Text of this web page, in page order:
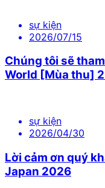
sự kiện
2026/07/15
Chúng tôi sẽ
World [Mùa thu]
sự kiện
2026/04/30
Lời cảm ơn quý
Japan 2026